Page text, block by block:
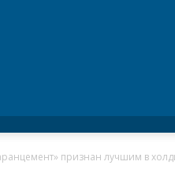
признан лучшим в